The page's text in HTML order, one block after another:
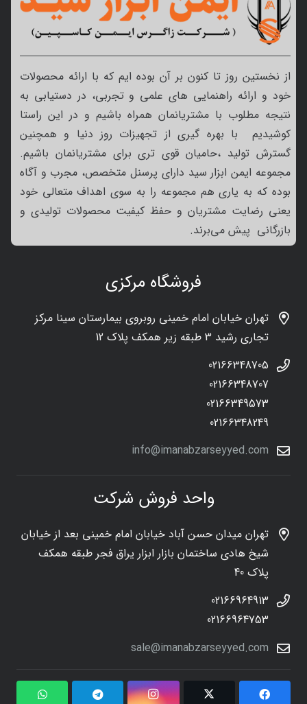
فروشگاه مرکزی
تهران خیابان امام خمینی روبروی بیمارستان سینا مرکز
تجاری رشید 3 طبقه زیر همکف پلاک 12
02166348705
02166348707
02166349573
02166348249
info@imanabzarseyyed.com
واحد فروش شرکت
تهران میدان حسن آباد خیابان امام خمینی بعد از خیابان
شیخ هادی ساختمان بازار ابزار یراق فجر طبقه همکف
پلاک 40
02166964913
02166964753
sale@imanabzarseyyed.com
از نخستین روز تا کنون بر آن بوده ایم که با ارائه محصولات
خود و ارائه راهنمایی های علمی و تجربی، در دستیابی به
نتیجه مطلوب با مشتریانمان همراه باشیم و در این راستا
کوشیدیم با بهره گیری از تجهیزات روز دنیا و همچنین
گسترش تولید ،حامیان قوی تری برای مشتریانمان باشیم.
مجموعه ایمن ابزار سید دارای پرسنل متخصص، مجرب و آگاه
بوده که به یاری هم مجموعه را به سوی اهداف متعالی خود
یعنی رضایت مشتریان و حفظ کیفیت محصولات تولیدی و
بازرگانی پیش می‌برند.